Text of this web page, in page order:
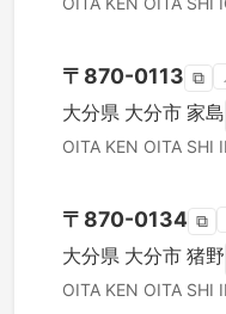
〒 870-0113 ⧉
大分県 大分市 家島
OITA KEN OITA SHI
〒 870-0134 ⧉
大分県 大分市 猪野
OITA KEN OITA SHI